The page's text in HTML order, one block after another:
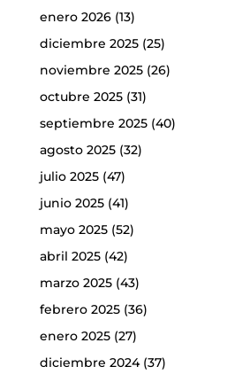
enero 2026(13)
diciembre 2025(25)
noviembre 2025(26)
octubre 2025(31)
septiembre 2025(40)
agosto 2025(32)
julio 2025(47)
junio 2025(41)
mayo 2025(52)
abril 2025(42)
marzo 2025(43)
febrero 2025(36)
enero 2025(27)
diciembre 2024(37)